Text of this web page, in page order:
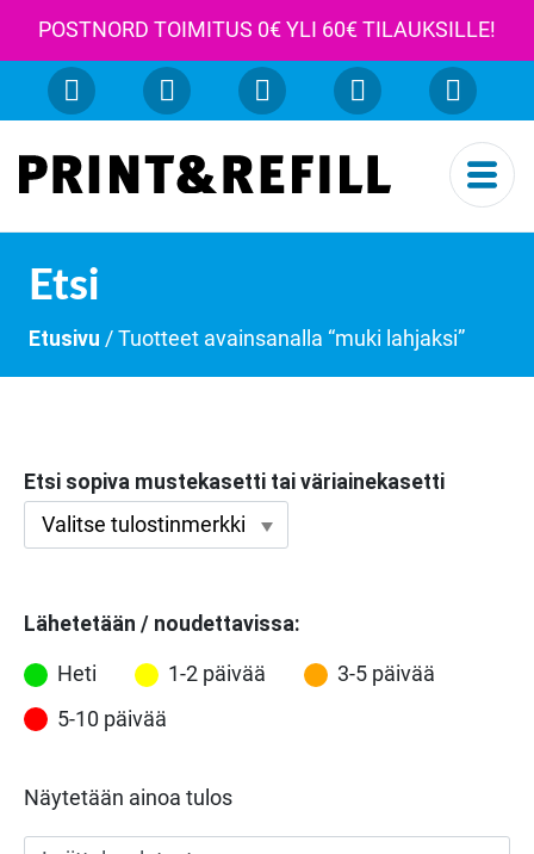
POSTNORD TOIMITUS 0€ YLI 60€ TILAUKSILLE!
Etsi
Etusivu / Tuotteet avainsanalla “muki lahjaksi”
Etsi sopiva mustekasetti tai väriainekasetti
Lähetetään / noudettavissa:
Heti 1-2 päivää
3-5 päivää
5-10 päivää
Näytetään ainoa tulos